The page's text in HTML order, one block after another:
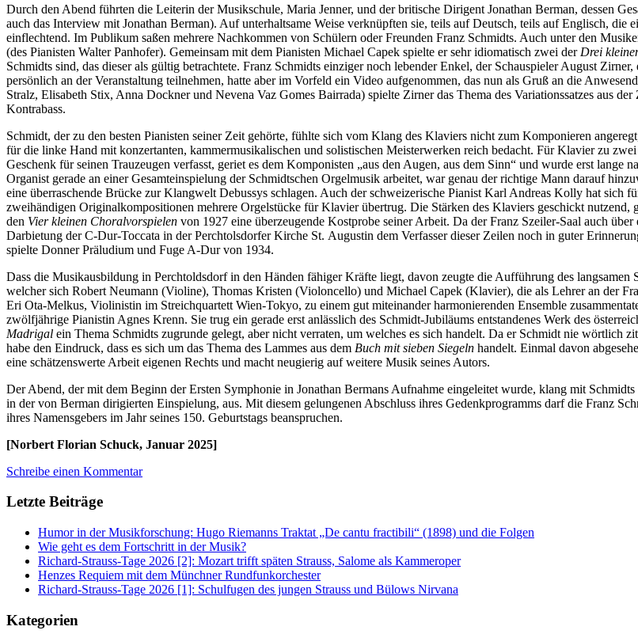
Durch den Abend führten die Leiterin der Musikschule, Maria Jenner, und der britische Dirigent Jonathan Berman, dessen
auch das Interview mit Jonathan Berman). Auf unterhaltsame Weise verknüpften sie, teils auf Deutsch, teils auf Englisch, die
einflechtend. Im Publikum saßen mehrere Nachkommen von Schülern oder Freunden Franz Schmidts. Auch unter den
(des Pianisten Walter Panhofer). Gemeinsam mit dem Pianisten Michael Capek spielte er sehr idiomatisch zwei der Drei
Schmidts sind, das dieser als gültig betrachtete. Franz Schmidts einziger noch lebender Enkel, der Schauspieler August
persönlich an der Veranstaltung teilnehmen, hatte aber im Vorfeld ein Video aufgenommen, das nun als Gruß an die
Stralz, Elisabeth Stix, Anna Dockner und Nevena Vaz Gomes Bairrada) spielte Zirner das Thema des Variationssatzes aus
Kontrabass.
Schmidt, der zu den besten Pianisten seiner Zeit gehörte, fühlte sich vom Klang des Klaviers nicht zum Komponieren
für die linke Hand mit konzertanten, kammermusikalischen und solistischen Meisterwerken reich bedacht. Für Klavier zu
Geschenk für seinen Trauzeugen verfasst, geriet es dem Komponisten „aus den Augen, aus dem Sinn“ und wurde erst lange
Organist gerade an einer Gesamteinspielung der Schmidtschen Orgelmusik arbeitet, war genau der richtige Mann darauf
eine überraschende Brücke zur Klangwelt Debussys schlagen. Auch der schweizerische Pianist Karl Andreas Kolly hat sich
zweihändigen Originalkompositionen mehrere Orgelstücke für Klavier übertrug. Die Stärken des Klaviers geschickt
den Vier kleinen Choralvorspielen von 1927 eine überzeugende Kostprobe seiner Arbeit. Da der Franz Szeiler-Saal auch
Darbietung der C-Dur-Toccata in der Perchtolsdorfer Kirche St. Augustin dem Verfasser dieser Zeilen noch in guter
spielte Donner Präludium und Fuge A-Dur von 1934.
Dass die Musikausbildung in Perchtoldsdorf in den Händen fähiger Kräfte liegt, davon zeugte die Aufführung des
welcher sich Robert Neumann (Violine), Thomas Kristen (Violoncello) und Michael Capek (Klavier), die als Lehrer an der
Eri Ota-Melkus, Violinistin im Streichquartett Wien-Tokyo, zu einem gut miteinander harmonierenden Ensemble
zwölfjährige Pianistin Agnes Krenn. Sie trug ein gerade erst anlässlich des Schmidt-Jubiläums entstandenes Werk des
Madrigal ein Thema Schmidts zugrunde gelegt, aber nicht verraten, um welches es sich handelt. Da er Schmidt nie wörtlich
habe den Eindruck, dass es sich um das Thema des Lammes aus dem Buch mit sieben Siegeln handelt. Einmal davon
eine schätzenswerte Arbeit eigenen Rechts und macht neugierig auf weitere Musik seines Autors.
Der Abend, der mit dem Beginn der Ersten Symphonie in Jonathan Bermans Aufnahme eingeleitet wurde, klang mit
in der von Berman dirigierten Einspielung, aus. Mit diesem gelungenen Abschluss ihres Gedenkprogramms darf die Franz
ihres Namensgebers im Jahr seines 150. Geburtstags beanspruchen.
[Norbert Florian Schuck, Januar 2025]
Schreibe einen Kommentar
Letzte Beiträge
Humor in der Musikforschung: Hugo Riemanns Traktat „De cantu fractibili“ (1898) und die Folgen
Wie geht es dem Fortschritt in der Musik?
Richard-Strauss-Tage 2026 [2]: Mozart trifft späten Strauss, Salome als Kammeroper
Henzes Requiem mit dem Münchner Rundfunkorchester
Richard-Strauss-Tage 2026 [1]: Schulfugen des jungen Strauss und Bülows Nirvana
Kategorien